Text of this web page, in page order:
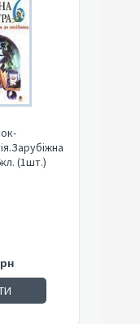
(1шт.)